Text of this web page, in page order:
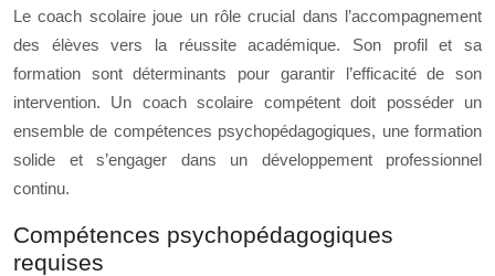
Le coach scolaire joue un rôle crucial dans l’accompagnement
des élèves vers la réussite académique. Son profil et sa
formation sont déterminants pour garantir l’efficacité de son
intervention. Un coach scolaire compétent doit posséder un
ensemble de compétences psychopédagogiques, une formation
solide et s’engager dans un développement professionnel
continu.
Compétences psychopédagogiques
requises